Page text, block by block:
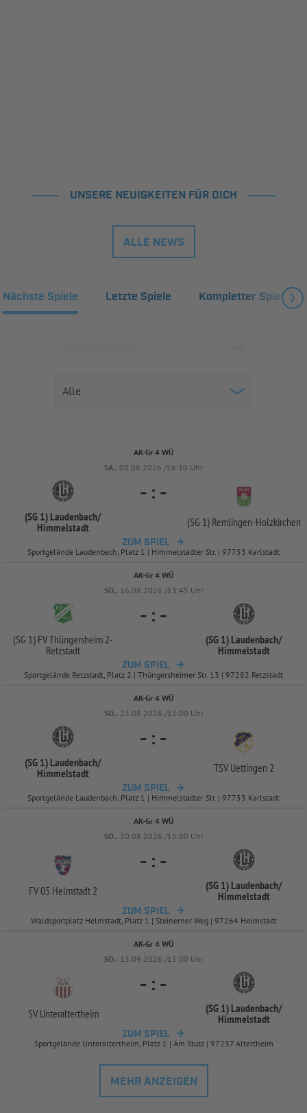
UNSERE NEUIGKEITEN FÜR DICH
ALLE NEWS
Nächste Spiele Letzte Spiele Kompletter Spielplan
AK-Gr 4 WÜ
SA.. 08.08.2026 /16:30 Uhr
(SG 1) Laudenbach/
Himmelstadt
- : -
(SG 1) Remlingen-Holzkirchen
ZUM SPIEL
Sportgelände Laudenbach, Platz 1 | Himmelstadter Str. | 97753 Karlstadt
AK-Gr 4 WÜ
SO.. 16.08.2026 /13:45 Uhr
(SG 1) FV Thüngersheim 2-
Retzstadt
- : -
(SG 1) Laudenbach/
Himmelstadt
ZUM SPIEL
Sportgelände Retzstadt, Platz 2 | Thüngersheimer Str. 13 | 97282 Retzstadt
AK-Gr 4 WÜ
SO.. 23.08.2026 /15:00 Uhr
(SG 1) Laudenbach/
Himmelstadt
- : -
TSV Uettingen 2
ZUM SPIEL
Sportgelände Laudenbach, Platz 1 | Himmelstadter Str. | 97753 Karlstadt
AK-Gr 4 WÜ
SO.. 30.08.2026 /15:00 Uhr
FV 05 Helmstadt 2
- : -
(SG 1) Laudenbach/
Himmelstadt
ZUM SPIEL
Waldsportplatz Helmstadt, Platz 1 | Steinerner Weg | 97264 Helmstadt
AK-Gr 4 WÜ
SO.. 13.09.2026 /15:00 Uhr
SV Unteraltertheim
- : -
(SG 1) Laudenbach/
Himmelstadt
ZUM SPIEL
Sportgelände Unteraltertheim, Platz 1 | Am Stutz | 97237 Altertheim
MEHR ANZEIGEN